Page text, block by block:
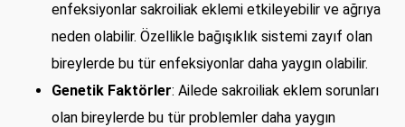
enfeksiyonlar sakroiliak eklemi etkileyebilir ve ağrıya
neden olabilir. Özellikle bağışıklık sistemi zayıf olan
bireylerde bu tür enfeksiyonlar daha yaygın olabilir.
Genetik Faktörler: Ailede sakroiliak eklem sorunları
olan bireylerde bu tür problemler daha yaygın